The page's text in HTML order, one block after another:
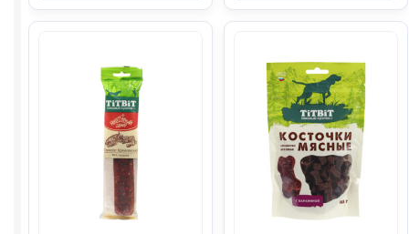
ГОВЯДИНА,
(МИНИ
ГОВЯЖЬИ)
100г